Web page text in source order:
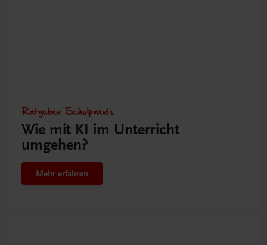
Ratgeber Schulpraxis
Wie mit KI im Unterricht
umgehen?
Mehr erfahren